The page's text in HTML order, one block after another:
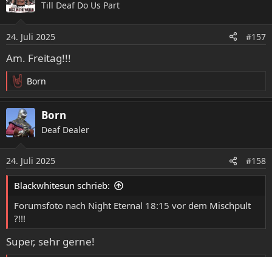
t
n
e
n
Till Deaf Do Us Part
24. Juli 2025 #157
Am. Freitag!!!
R
e
a
k
t
n
e
n
Born
Born
Deaf Dealer
24. Juli 2025 #158
Blackwhitesun schrieb:
Forumsfoto nach Night Eternal 18:15 vor dem Mischpult
?!!!
Super, sehr gerne!